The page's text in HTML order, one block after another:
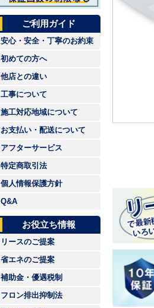
ご利用ガイド
安心・安全・丁寧のお約束
初めての方へ
他店との違い
工事について
施工対応地域について
お支払い・配送について
アフターサービス
特定商取引法
個人情報保護方針
Q&A
お役立ち情報
リースのご提案
省エネのご提案
補助金・優遇税制
フロン排出抑制法